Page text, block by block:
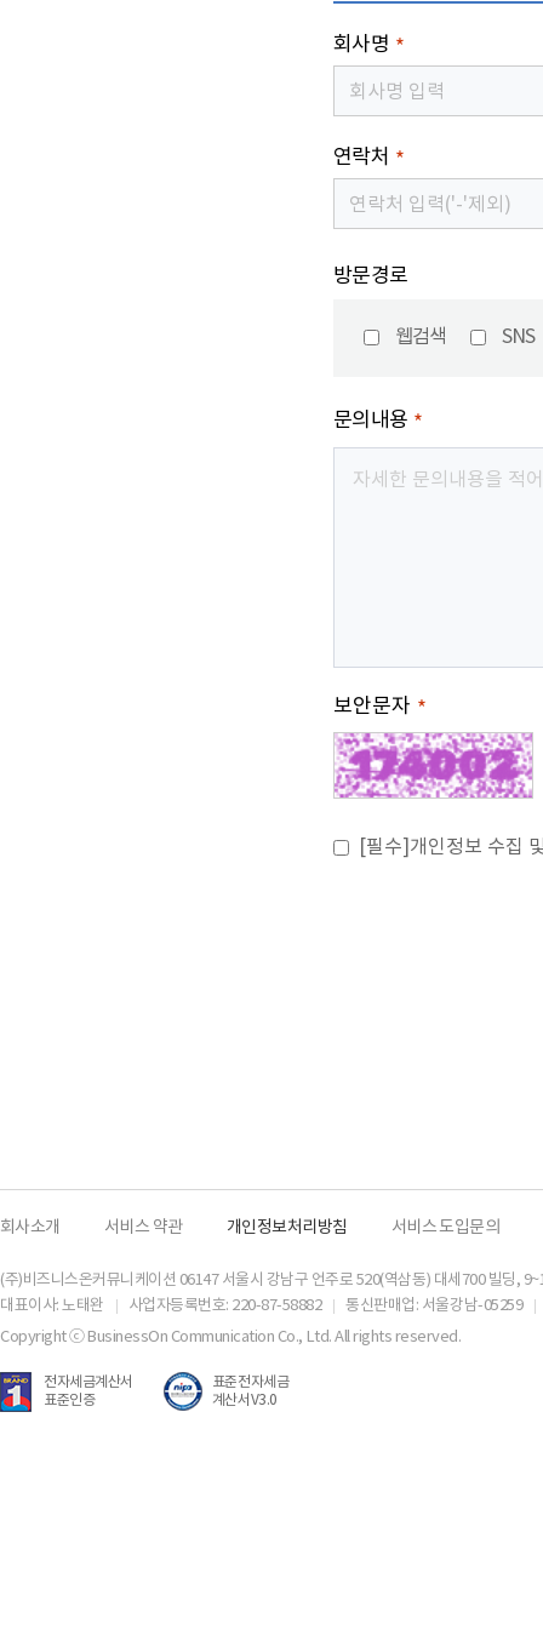
회사명 *
연락처 *
방문경로
웹검색 SNS
문의내용 *
보안문자 *
[필수]개인정보 수집
회사소개 서비스 약관 개인정보처리방침 서비스 도입문의
(주)비즈니스온커뮤니케이션 06147 서울시 강남구 언주로 520(역삼동) 대세700 빌딩,
대표이사: 노태완
사업자등록번호: 220-87-58882
통신판매업: 서울강남-05259
Copyright ⓒ BusinessOn Communication Co., Ltd. All rights reserved.
전자세금계산서
표준인증
표준전자세금
계산서V3.0